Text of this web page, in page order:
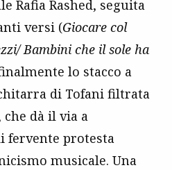
Rafia Rashed, seguita
versi (Giocare col
Bambini che il sole ha
lo stacco a
di Tofani filtrata
dà il via a
fervente protesta
musicale. Una